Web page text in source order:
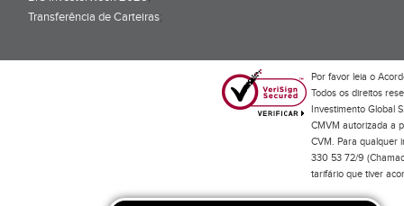
Transferência de Carteiras;
Por favor leia o
Todos os direitos
Investimento Global
CMVM autorizada a
CVM. Para qualquer
330 53 72/9
tarifário que tiver